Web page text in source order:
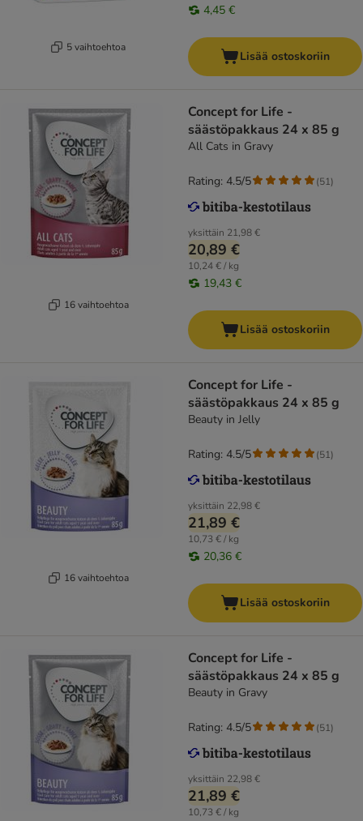
5 vaihtoehtoa
4,45 €
Lisää ostoskoriin
16 vaihtoehtoa
Concept for Life -
säästöpakkaus 24 x 85 g
All Cats in Gravy
yksittäin 21,98 €
20,89 €
10,24 € / kg
19,43 €
Rating: 4.5/5 (51)
Lisää ostoskoriin
16 vaihtoehtoa
Concept for Life -
säästöpakkaus 24 x 85 g
Beauty in Jelly
yksittäin 22,98 €
21,89 €
10,73 € / kg
20,36 €
Rating: 4.5/5 (51)
Lisää ostoskoriin
Concept for Life -
säästöpakkaus 24 x 85 g
Beauty in Gravy
yksittäin 22,98 €
21,89 €
10,73 € / kg
Rating: 4.5/5 (51)